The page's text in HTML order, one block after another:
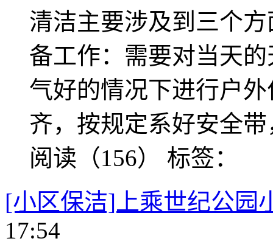
清洁主要涉及到三个
备工作：需要对当天
气好的情况下进行户
齐，按规定系好安全
阅读（156） 标签：
[小区保洁]上乘世纪公园
17:54